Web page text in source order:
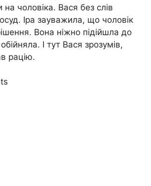
на чоловіка. Вася без слів
Іра зауважила, що чоловік
Вона ніжно підійшла до
І тут Вася зрозумів,
рацію.